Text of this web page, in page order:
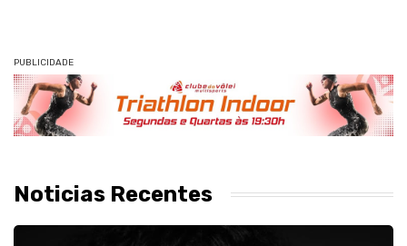
PUBLICIDADE
Noticias Recentes